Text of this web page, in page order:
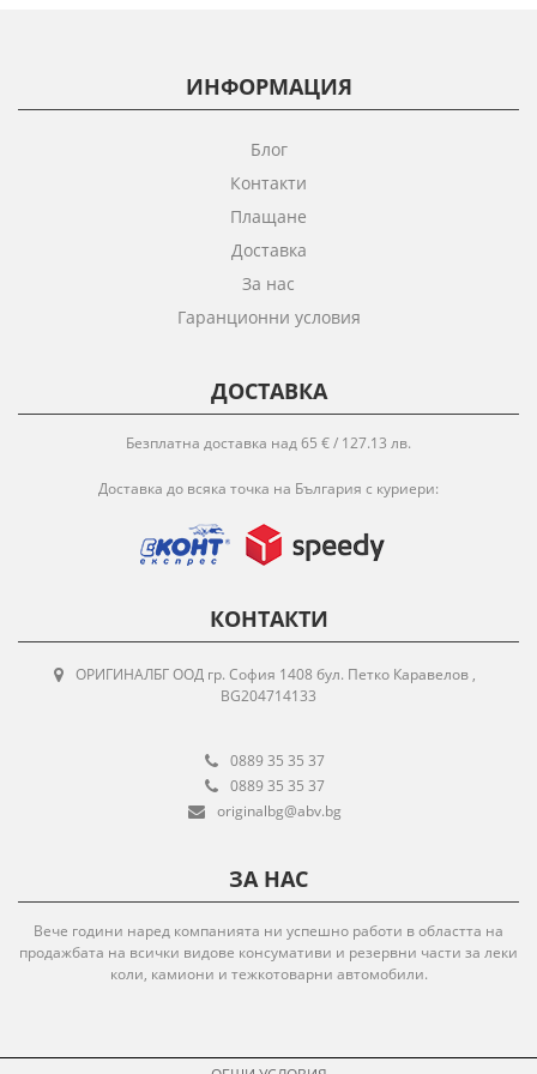
ИНФОРМАЦИЯ
Блог
Контакти
Плащане
Доставка
За нас
Гаранционни условия
ДОСТАВКА
Безплатна доставка над 65 € / 127.13 лв.
Доставка до всяка точка на България с куриери:
КОНТАКТИ
ОРИГИНАЛБГ ООД гр. София 1408 бул. Петко Каравелов ,
BG204714133
0889 35 35 37
0889 35 35 37
originalbg@abv.bg
ЗА НАС
Вече години наред компанията ни успешно работи в областта на
продажбата на всички видове консумативи и резервни части за леки
коли, камиони и тежкотоварни автомобили.